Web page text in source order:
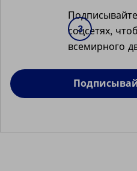
соцсетях,
всемирного